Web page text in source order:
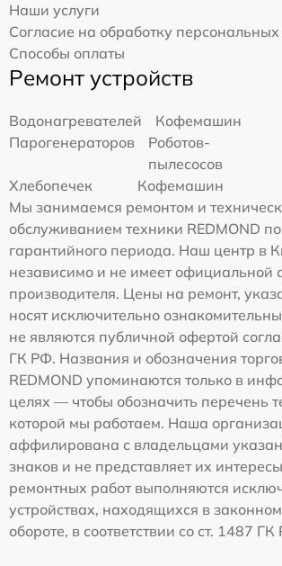
Наши услуги
Согласие на обработку
Способы оплаты
Ремонт устройств
Водонагревателей
Кофемашин
Парогенераторов
Роботов-
пылесосов
Хлебопечек
Кофемашин
Мы занимаемся ремонтом и
обслуживанием техники REDMOND
гарантийного периода. Наш центр в
независимо и не имеет официальной
производителя. Цены на ремонт,
носят исключительно
не являются публичной офертой
ГК РФ. Названия и обозначения
REDMOND упоминаются только в
целях — чтобы обозначить перечень
которой мы работаем. Наша
аффилирована с владельцами
знаков и не представляет их
ремонтных работ выполняются
устройствах, находящихся в
обороте, в соответствии со ст. 1487